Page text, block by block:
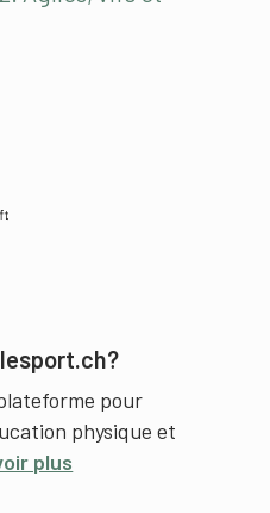
pour
physique et
plus